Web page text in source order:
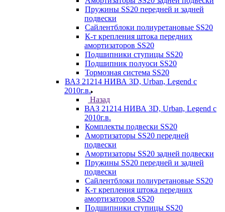
Пружины SS20 передней и задней
подвески
Сайлентблоки полиуретановые SS20
К-т крепления штока передних
амортизаторов SS20
Подшипники ступицы SS20
Подшипник полуоси SS20
Тормозная система SS20
ВАЗ 21214 НИВА 3D, Urban, Legend c
2010г.в.
Назад
ВАЗ 21214 НИВА 3D, Urban, Legend c
2010г.в.
Комплекты подвески SS20
Амортизаторы SS20 передней
подвески
Амортизаторы SS20 задней подвески
Пружины SS20 передней и задней
подвески
Сайлентблоки полиуретановые SS20
К-т крепления штока передних
амортизаторов SS20
Подшипники ступицы SS20